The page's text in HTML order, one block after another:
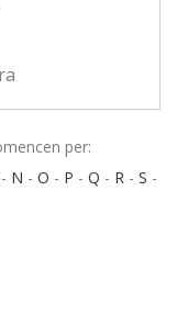
per:
- N - O - P - Q - R - S -